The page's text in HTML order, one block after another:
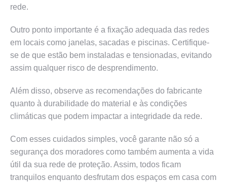
rede.
Outro ponto importante é a fixação adequada das redes
em locais como janelas, sacadas e piscinas. Certifique-
se de que estão bem instaladas e tensionadas, evitando
assim qualquer risco de desprendimento.
Além disso, observe as recomendações do fabricante
quanto à durabilidade do material e às condições
climáticas que podem impactar a integridade da rede.
Com esses cuidados simples, você garante não só a
segurança dos moradores como também aumenta a vida
útil da sua rede de proteção. Assim, todos ficam
tranquilos enquanto desfrutam dos espaços em casa com